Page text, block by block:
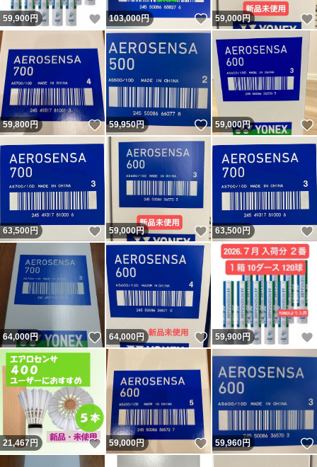
59,900円 いいね！
103,000円 いいね！
59,000円
59,800円 いいね！
59,950円 いいね！
59,000円
63,500円 いいね！
59,000円 いいね！
63,500円
64,000円 いいね！
64,000円 いいね！
59,900円
21,467円 いいね！
59,000円 いいね！
59,960円